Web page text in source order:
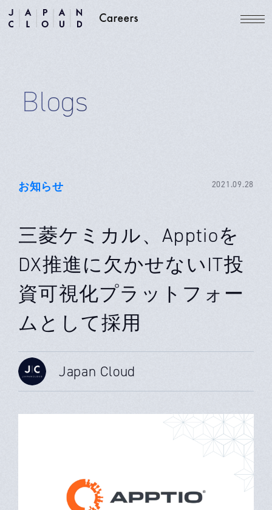
Blogs
お知らせ 2021.09.28
三菱ケミカル、Apptioを
DX推進に欠かせないIT投
資可視化プラットフォー
ムとして採用
Japan Cloud